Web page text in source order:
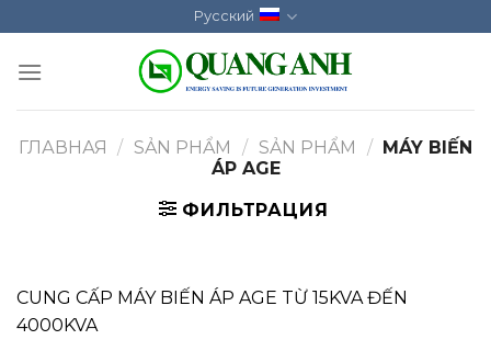
to
content
Русский
ГЛАВНАЯ / SẢN PHẨM / SẢN PHẨM / MÁY BIẾN
ÁP AGE
ФИЛЬТРАЦИЯ
CUNG CẤP MÁY BIẾN ÁP AGE TỪ 15KVA ĐẾN
4000KVA